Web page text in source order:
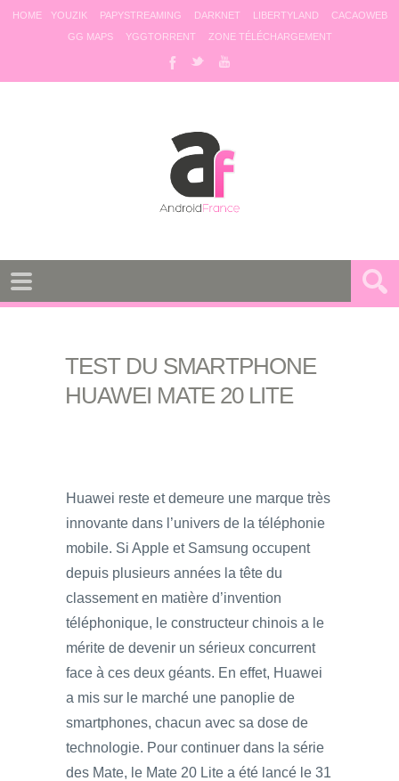
HOME YOUZIK PAPYSTREAMING DARKNET LIBERTYLAND
CACAOWEB
GG MAPS
YGGTORRENT ZONE TÉLÉCHARGEMENT
TEST DU SMARTPHONE
HUAWEI MATE 20 LITE
Huawei reste et demeure une marque très
innovante dans l’univers de la téléphonie
mobile. Si Apple et Samsung occupent
depuis plusieurs années la tête du
classement en matière d’invention
téléphonique, le constructeur chinois a le
mérite de devenir un sérieux concurrent
face à ces deux géants. En effet, Huawei
a mis sur le marché une panoplie de
smartphones, chacun avec sa dose de
technologie. Pour continuer dans la série
des Mate, le Mate 20 Lite a été lancé le 31